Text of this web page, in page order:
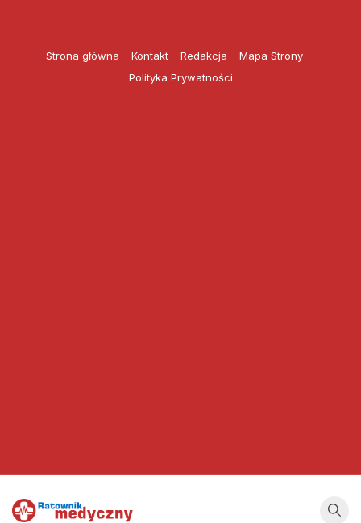
Strona główna Kontakt Redakcja
Mapa Strony
Polityka Prywatności